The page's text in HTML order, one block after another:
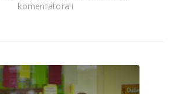
komentatora i